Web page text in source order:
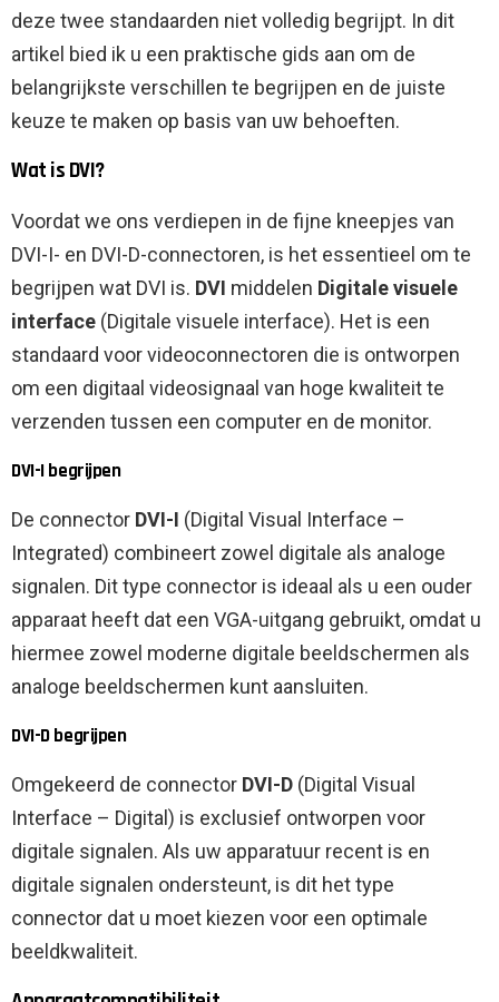
deze twee standaarden niet volledig begrijpt. In dit
artikel bied ik u een praktische gids aan om de
belangrijkste verschillen te begrijpen en de juiste
keuze te maken op basis van uw behoeften.
Wat is DVI?
Voordat we ons verdiepen in de fijne kneepjes van
DVI-I- en DVI-D-connectoren, is het essentieel om te
begrijpen wat DVI is. DVI middelen Digitale visuele
interface (Digitale visuele interface). Het is een
standaard voor videoconnectoren die is ontworpen
om een ​​digitaal videosignaal van hoge kwaliteit te
verzenden tussen een computer en de monitor.
DVI-I begrijpen
De connector DVI-I (Digital Visual Interface –
Integrated) combineert zowel digitale als analoge
signalen. Dit type connector is ideaal als u een ouder
apparaat heeft dat een VGA-uitgang gebruikt, omdat u
hiermee zowel moderne digitale beeldschermen als
analoge beeldschermen kunt aansluiten.
DVI-D begrijpen
Omgekeerd de connector DVI-D (Digital Visual
Interface – Digital) is exclusief ontworpen voor
digitale signalen. Als uw apparatuur recent is en
digitale signalen ondersteunt, is dit het type
connector dat u moet kiezen voor een optimale
beeldkwaliteit.